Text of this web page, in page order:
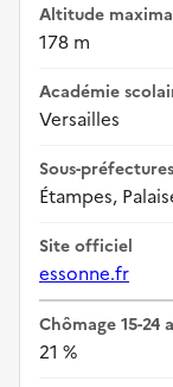
Altitude
178 m
Académie
Versailles
Sous-préfectures
Étampes,
Site officiel
essonne.fr
Chômage 15-24
21 %